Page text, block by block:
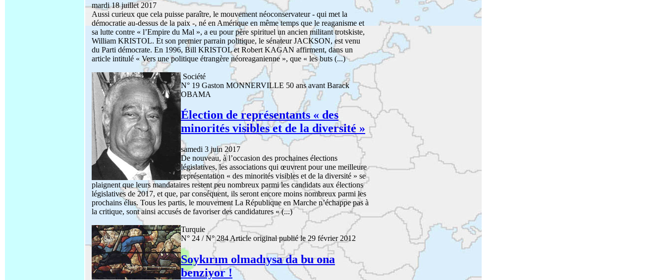
mardi 18 juillet 2017
Aussi curieux que cela puisse paraître, le mouvement néoconservateur - qui met la
démocratie au-dessus de la paix -, né en Amérique en même temps que le reaganisme et
sa lutte contre « l’Empire du Mal », a eu pour père spirituel un ancien militant trotskiste,
William KRISTOL. Et son premier parrain politique, le sénateur JACKSON, est venu
du Parti démocrate. En 1996, Bill KRISTOL et Robert KAGAN affirment, dans un
article intitulé « Vers une politique étrangère néoreaganienne », que « les buts (...)
Société
N° 19 Gaston MONNERVILLE 50 ans avant Barack
OBAMA
Élection de représentants « des
minorités visibles et de la diversité »
samedi 3 juin 2017
De nouveau, à l’occasion des prochaines élections
législatives, les associations qui œuvrent pour une meilleure
représentation « des minorités visibles et de la diversité » se
plaignent que leurs mandataires restent peu nombreux parmi les candidats aux élections
législatives de 2017, et que, par conséquent, ils seront encore moins nombreux parmi les
prochains élus. Tous les partis, le mouvement La République en Marche n’échappe pas à
la critique, sont ainsi accusés de favoriser des candidatures « (...)
Turquie
N° 24 / N° 284 Article original publié le 29 février 2012
Soykırım olmadıysa da bu ona
benziyor !